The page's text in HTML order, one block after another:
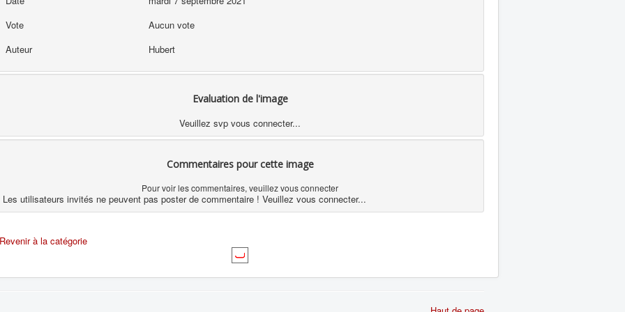
Vote
Aucun vote
Auteur
Hubert
Evaluation de l'image
Veuillez svp vous connecter...
Commentaires pour cette image
Pour voir les commentaires, veuillez vous connecter
Les utilisateurs invités ne peuvent pas poster de commentaire ! Veuillez vous connecter...
Revenir à la catégorie